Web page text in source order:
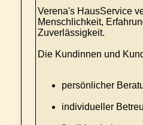
Verena's HausService
Menschlichkeit,
Zuverlässigkeit.
Die Kundinnen und
persönlicher
individueller